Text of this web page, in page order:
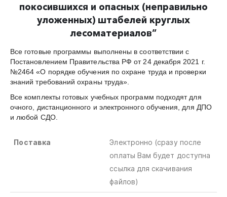
покосившихся и опасных (неправильно
уложенных) штабелей круглых
лесоматериалов”
Все готовые программы выполнены в соответствии с
Постановлением Правительства РФ от 24 декабря 2021 г.
№2464 «О порядке обучения по охране труда и проверки
знаний требований охраны труда».
Все комплекты готовых учебных программ подходят для
очного, дистанционного и электронного обучения, для ДПО
и любой СДО.
Поставка
Электронно (сразу после
оплаты Вам будет доступна
ссылка для скачивания
файлов)